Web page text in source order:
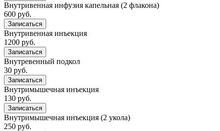
Внутривенная инфузия капельная (2 флакона)
600 руб.
Записаться
Внутривенная инъекция
1200 руб.
Записаться
Внутревенный подкол
30 руб.
Записаться
Внутримышечная инъекция
130 руб.
Записаться
Внутримышечная инъекция (2 укола)
250 руб.